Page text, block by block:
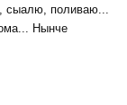
сыалю, поливаю...
Нынче